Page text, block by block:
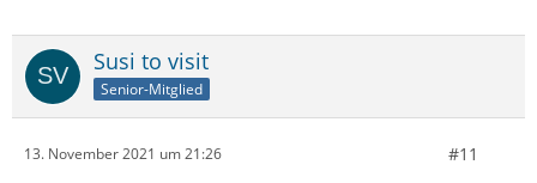
Susi to visit
Senior-Mitglied
13. November 2021 um 21:26 #11